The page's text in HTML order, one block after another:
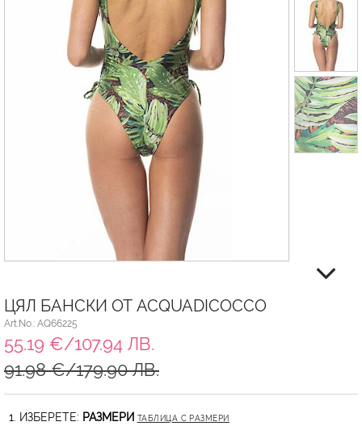
ЦЯЛ БАНСКИ ОТ ACQUADICOCCO
Art.No.: AQ66225
55.19 €/107.94 ЛВ.
91.98 €/179.90 ЛВ.
1. ИЗБЕРЕТЕ: РАЗМЕРИ ТАБЛИЦА С РАЗМЕРИ